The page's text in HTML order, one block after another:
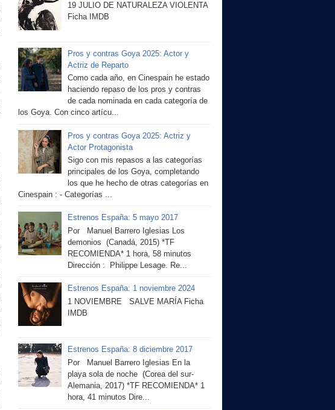
19 JULIO DE NATURALEZA VIOLENTA
Ficha IMDB
Pros y contras Goya 2025: Actor y
Actriz de Reparto
Como cada año, en Cinespain he estado
haciendo repaso de los pros y contras
de cada nominada en cada categoría de
los Goya. Con cinco artícu...
Pros y contras Goya 2025: Actriz y
Actor Protagonista
Sigo con mis repasos a las categorías
principales de los Goya, completando
los que he hecho de otras categorías en
Cinespain : - Categorías ...
Estrenos España: 5 mayo 2017
Por Manuel Barrero Iglesias Los
demonios (Canadá, 2015) *TF
RECOMIENDA* 1 hora, 58 minutos
Dirección : Philippe Lesage. Re...
Estrenos España: 1 noviembre 2024
1 NOVIEMBRE SALVE MARÍA Ficha
IMDB
Estrenos España: 8 diciembre 2017
Por Manuel Barrero Iglesias En la
playa sola de noche (Corea del sur-
Alemania, 2017) *TF RECOMIENDA* 1
hora, 41 minutos Dire...